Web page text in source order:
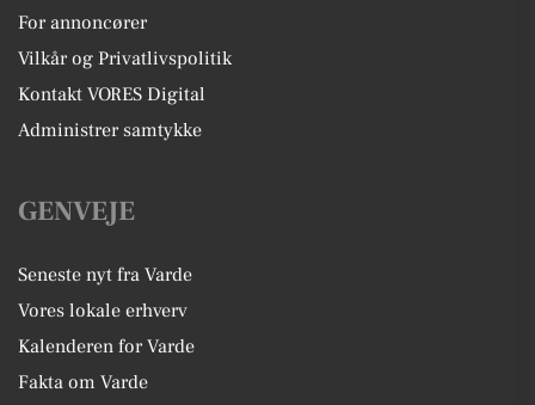
For annoncører
Vilkår og Privatlivspolitik
Kontakt VORES Digital
Administrer samtykke
GENVEJE
Seneste nyt fra Varde
Vores lokale erhverv
Kalenderen for Varde
Fakta om Varde